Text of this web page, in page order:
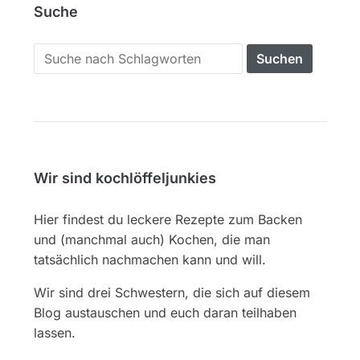
Suche
Search
for:
Wir sind kochlöffeljunkies
Hier findest du leckere Rezepte zum Backen
und (manchmal auch) Kochen, die man
tatsächlich nachmachen kann und will.
Wir sind drei Schwestern, die sich auf diesem
Blog austauschen und euch daran teilhaben
lassen.